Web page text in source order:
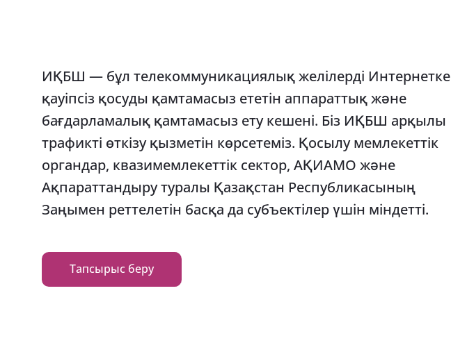
ИҚБШ — бұл телекоммуникациялық желілерді Интернетке
қауіпсіз қосуды қамтамасыз ететін аппараттық және
бағдарламалық қамтамасыз ету кешені. Біз ИҚБШ арқылы
трафикті өткізу қызметін көрсетеміз. Қосылу мемлекеттік
органдар, квазимемлекеттік сектор, АҚИАМО және
Ақпараттандыру туралы Қазақстан Республикасының
Заңымен реттелетін басқа да субъектілер үшін міндетті.
Тапсырыс беру